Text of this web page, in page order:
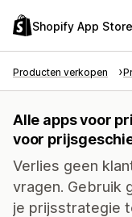
Shopify App Store
Producten verkopen
Alle apps voor
voor
Verlies geen
vragen. Gebruik
je prijsstrategie